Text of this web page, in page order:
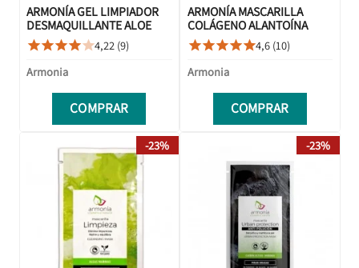
ARMONÍA GEL LIMPIADOR
DESMAQUILLANTE ALOE
VERA 150G
4,22 (9)
Armonia
COMPRAR
ARMONÍA MASCARILLA
COLÁGENO ALANTOÍNA
VITAMINA E 1 SOBRE
4,6 (10)
Armonia
COMPRAR
-23% -23%